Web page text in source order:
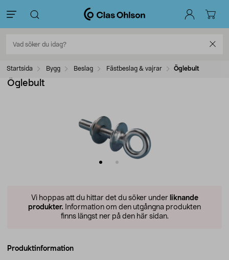
Startsida Bygg Beslag Fästbeslag & vajrar Öglebult
Öglebult
Vi hoppas att du hittar det du söker under liknande
produkter. Information om den utgångna produkten
finns längst ner på den här sidan.
Produktinformation